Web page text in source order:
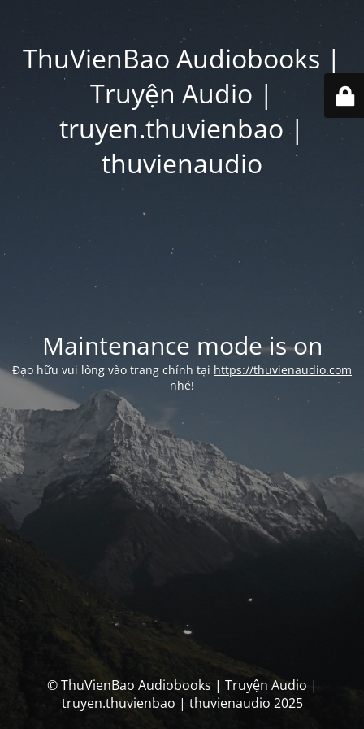
ThuVienBao Audiobooks |
Truyện Audio |
truyen.thuvienbao |
thuvienaudio
Maintenance mode is on
Đạo hữu vui lòng vào trang chính tại https://thuvienaudio.com
nhé!
© ThuVienBao Audiobooks | Truyện Audio |
truyen.thuvienbao | thuvienaudio 2025